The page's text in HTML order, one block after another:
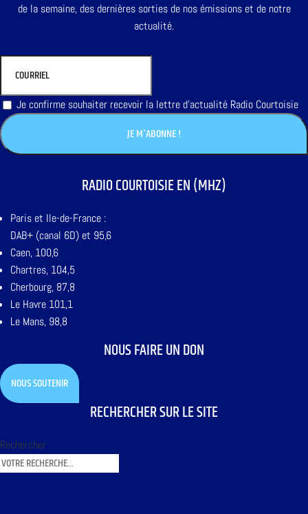
de la semaine, des dernières sorties de nos émissions et de notre
actualité.
Je confirme souhaiter recevoir la lettre d'actualité Radio Courtoisie
RADIO COURTOISIE EN (MHZ)
Paris et Ile-de-France :
DAB+ (canal 6D) et 95,6
Caen, 100,6
Chartres, 104,5
Cherbourg, 87,8
Le Havre 101,1
Le Mans, 98,8
NOUS FAIRE UN DON
NOUS SOUTENIR
RECHERCHER SUR LE SITE
Rechercher